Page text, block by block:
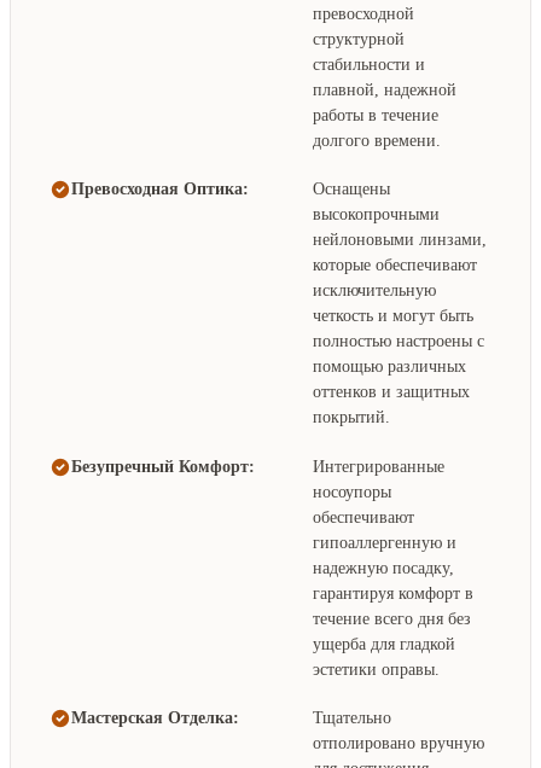
превосходной
структурной
стабильности и
плавной, надежной
работы в течение
долгого времени.
Превосходная Оптика:
Оснащены
высокопрочными
нейлоновыми линзами,
которые обеспечивают
исключительную
четкость и могут быть
полностью настроены с
помощью различных
оттенков и защитных
покрытий.
Безупречный Комфорт:
Интегрированные
носоупоры
обеспечивают
гипоаллергенную и
надежную посадку,
гарантируя комфорт в
течение всего дня без
ущерба для гладкой
эстетики оправы.
Мастерская Отделка:
Тщательно
отполировано вручную